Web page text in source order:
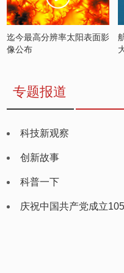
迄今最高分辨率太阳表面影
像公布
专题报道
科技新观察
创新故事
科普一下
庆祝中国共产党成立